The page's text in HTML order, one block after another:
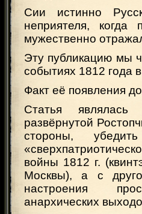
Сии истинно
неприятеля,
мужественно
Эту публикацию мы
событиях 1812 года
Факт её появления
Статья являлась
развёрнутой
стороны,
войны 1812 г.
Москвы), а с
настроения
анархических